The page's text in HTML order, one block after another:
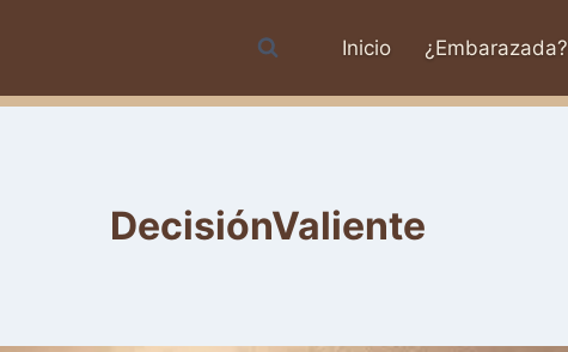
Inicio ¿Embarazada?
DecisiónValiente